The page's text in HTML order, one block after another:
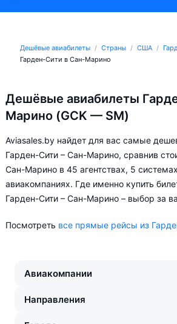
Дешёвые авиабилеты Страны США
Гарден-Сити в Сан-Марино
Дешёвые авиабилеты
Марино (GCK — SM)
Aviasales.by найдет для вас самые
Гарден-Сити – Сан-Марино, сравнив
Сан-Марино в 45 агентствах, 5
авиакомпаниях. Где именно купить
Гарден-Сити – Сан-Марино – выбор за
Посмотреть все прямые рейсы из
Авиакомпании
Направления